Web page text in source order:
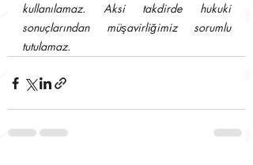
kullanılamaz. Aksi takdirde hukuki
sonuçlarından müşavirliğimiz sorumlu
tutulamaz.